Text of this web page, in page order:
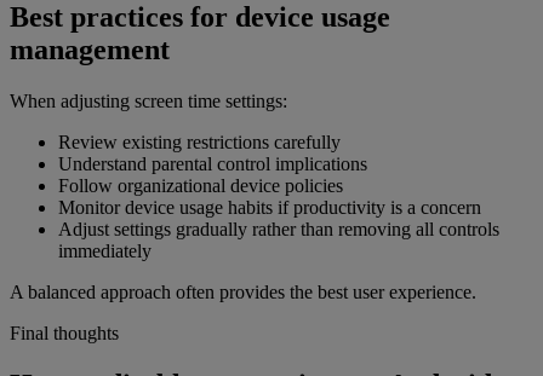
Best practices for device usage
management
When adjusting screen time settings:
Review existing restrictions carefully
Understand parental control implications
Follow organizational device policies
Monitor device usage habits if productivity is a concern
Adjust settings gradually rather than removing all controls
immediately
A balanced approach often provides the best user experience.
Final thoughts